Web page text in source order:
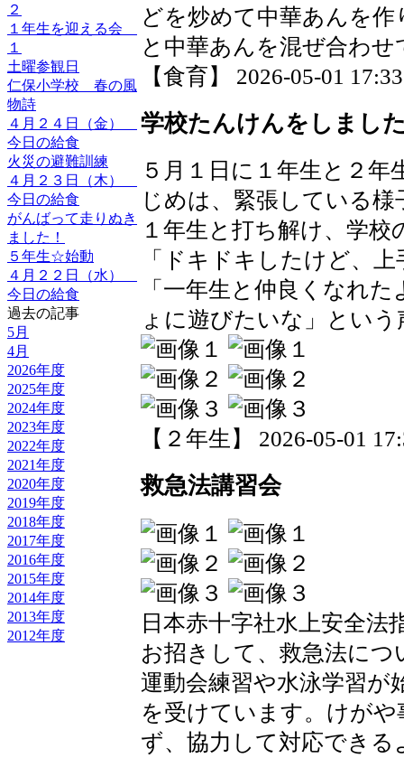
２
１年生を迎える会
１
土曜参観日
仁保小学校 春の風
物詩
４月２４日（金）
今日の給食
火災の避難訓練
４月２３日（木）
今日の給食
がんばって走りぬき
ました！
５年生☆始動
４月２２日（水）
今日の給食
過去の記事
5月
4月
2026年度
2025年度
2024年度
2023年度
2022年度
2021年度
2020年度
2019年度
2018年度
2017年度
2016年度
2015年度
2014年度
2013年度
2012年度
どを炒めて中華あんを
と中華あんを混ぜ合わ
【食育】 2026-05-01
学校たんけんをしまし
５月１日に１年生と２
じめは、緊張している
１年生と打ち解け、学
「ドキドキしたけど、
「一年生と仲良くなれ
ょに遊びたいな」とい
【２年生】 2026-05-01
救急法講習会
日本赤十字社水上安全法
お招きして、救急法に
運動会練習や水泳学習が
を受けています。けが
ず、協力して対応でき